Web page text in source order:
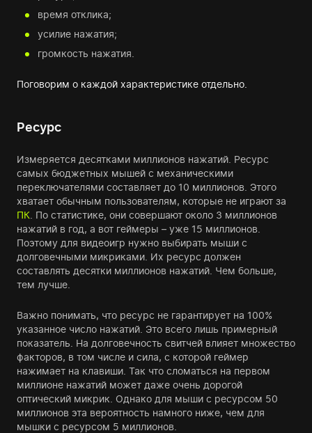
время отклика;
усилие нажатия;
громкость нажатия.
Поговорим о каждой характеристике отдельно.
Ресурс
Измеряется десятками миллионов нажатий. Ресурс
самых бюджетных мышей с механическими
переключателями составляет до 10 миллионов. Этого
хватает обычным пользователям, которые не играют за
ПК . По статистике, они совершают около 3 миллионов
нажатий в год, а вот геймеры – уже 15 миллионов.
Поэтому для видеоигр нужно выбирать мыши с
долговечными микриками. Их ресурс должен
составлять десятки миллионов нажатий. Чем больше,
тем лучше.
Важно понимать, что ресурс не гарантирует на 100%
указанное число нажатий. Это всего лишь примерный
показатель. На долговечность свитчей влияет множество
факторов, в том числе и сила, с которой геймер
нажимает на клавиши. Так что сломаться на первом
миллионе нажатий может даже очень дорогой
оптический микрик. Однако для мыши с ресурсом 50
миллионов эта вероятность намного ниже, чем для
мышки с ресурсом 5 миллионов.